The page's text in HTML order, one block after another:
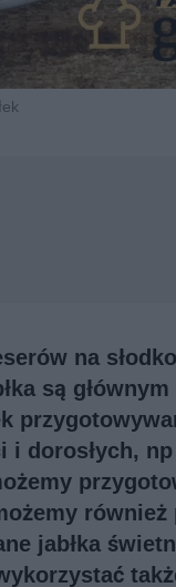
na
są
dorosłych,
jabłka